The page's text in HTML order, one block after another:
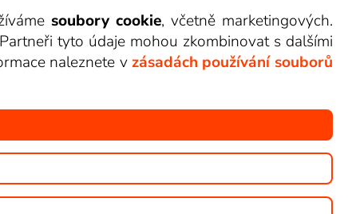
sledovat v Lepší.TV.
soubory cookie, včetně marketingových.
tyto údaje mohou zkombinovat s dalšími
naleznete v zásadách používání souborů